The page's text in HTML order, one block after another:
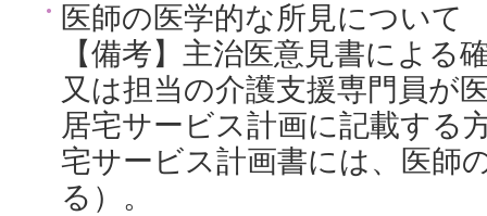
医師の医学的な所見について
【備考】主治医意見書による
又は担当の介護支援専門員が
居宅サービス計画に記載する
宅サービス計画書には、医師
る）。